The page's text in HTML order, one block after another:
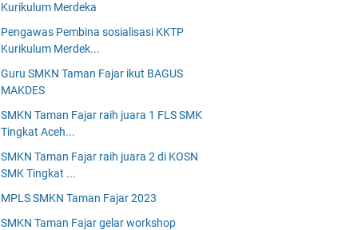
Kurikulum Merdeka
Pengawas Pembina sosialisasi KKTP
Kurikulum Merdek...
Guru SMKN Taman Fajar ikut BAGUS
MAKDES
SMKN Taman Fajar raih juara 1 FLS SMK
Tingkat Aceh...
SMKN Taman Fajar raih juara 2 di KOSN
SMK Tingkat ...
MPLS SMKN Taman Fajar 2023
SMKN Taman Fajar gelar workshop